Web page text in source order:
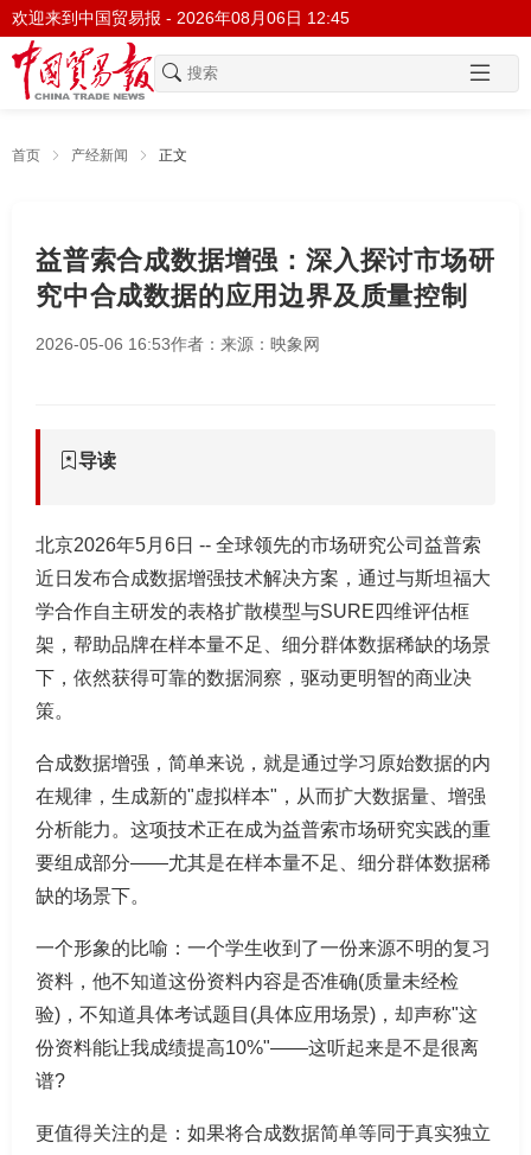
欢迎来到中国贸易报 - 2026年08月06日 12:45
首页 产经新闻 正文
益普索合成数据增强：深入探讨市场研
究中合成数据的应用边界及质量控制
2026-05-06 16:53作者： 来源：映象网
导读
北京2026年5月6日 -- 全球领先的市场研究公司益普索
近日发布合成数据增强技术解决方案，通过与斯坦福大
学合作自主研发的表格扩散模型与SURE四维评估框
架，帮助品牌在样本量不足、细分群体数据稀缺的场景
下，依然获得可靠的数据洞察，驱动更明智的商业决
策。
合成数据增强，简单来说，就是通过学习原始数据的内
在规律，生成新的"虚拟样本"，从而扩大数据量、增强
分析能力。这项技术正在成为益普索市场研究实践的重
要组成部分——尤其是在样本量不足、细分群体数据稀
缺的场景下。
一个形象的比喻：一个学生收到了一份来源不明的复习
资料，他不知道这份资料内容是否准确(质量未经检
验)，不知道具体考试题目(具体应用场景)，却声称"这
份资料能让我成绩提高10%"——这听起来是不是很离
谱?
更值得关注的是：如果将合成数据简单等同于真实独立